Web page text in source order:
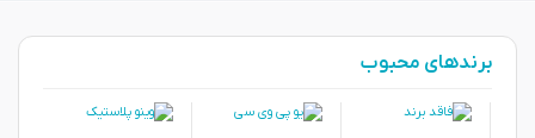
برندهای محبوب